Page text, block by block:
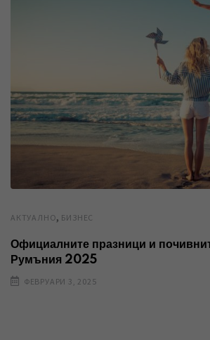
AКТУАЛНО, БИЗНЕС
Официалните празници и
Румъния 2025
ФЕВРУАРИ 3, 2025